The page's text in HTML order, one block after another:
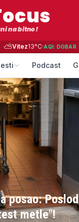
na bitno!
⛅Vitez13°C·AQI: DOBAR
Podcast
posao:
metle"!